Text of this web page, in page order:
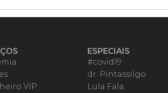
VIP
ESPECIAIS
#covid19
dr. Pintassilgo
Lula Fala